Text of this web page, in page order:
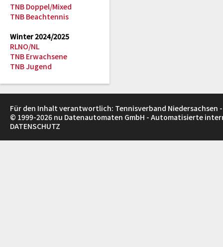
TNB Doppel/Mixed
TNB Beachtennis
Winter 2024/2025
RLNO/NL
TNB Erwachsene
TNB Jugend
Für den Inhalt verantwortlich: Tennisverband Niedersachsen -
© 1999-2026 nu Datenautomaten GmbH - Automatisierte
DATENSCHUTZ